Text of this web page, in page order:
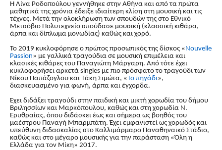
Η Λίνα Ροδοπούλου γεννήθηκε στην Αθήνα και από τα πρώτα
μαθητικά της χρόνια έδειξε ιδιαίτερη κλίση στη μουσική και τις
τέχνες. Μετά την ολοκλήρωση των σπουδών της στο Εθνικό
Μετσόβιο Πολυτεχνείο σπούδασε μουσική (κλασσική κιθάρα,
άρπα και δίπλωμα μονωδίας) καθώς και χορό.
Το 2019 κυκλοφόρησε ο πρώτος προσωπικός της δίσκος «Nouvelle
Passion» με γαλλικά τραγούδια σε μουσική επιμέλεια και
κλασικές κιθάρες του Παναγιώτη Μάργαρη. Από τότε έχει
κυκλοφορήσει αρκετά singles με πιο πρόσφατο το τραγούδι των
Νίκου Παπάζογλου και Τάκη Σιμώτα, «Το πηγάδι»,
διασκευασμένο για φωνή, άρπα και έγχορδα.
Έχει διδάξει τραγούδι στην παιδική και μικτή χορωδία του δήμου
Βριλησσίων και Μαρκόπουλου, καθώς και στη χορωδία Ν.
Ερυθραίας, όπου διδάσκει έως και σήμερα ως βοηθός του
μαέστρου Παναγή Μπαρμπάτη. Έχει εμφανιστεί ως χορωδός και
υπεύθυνη διδασκαλίας στο Καλλιμάρμαρο Παναθηναϊκό Στάδιο,
καθώς και στο μέγαρο μουσικής για την παράσταση «Όλη η
Ελλάδα για τον Μίκη» 2017.